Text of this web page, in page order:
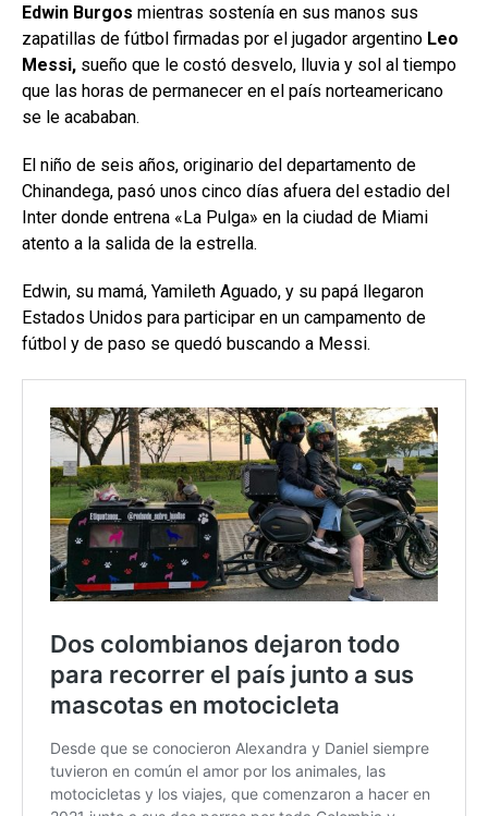
Edwin Burgos mientras sostenía en sus manos sus
zapatillas de fútbol firmadas por el jugador argentino Leo
Messi, sueño que le costó desvelo, lluvia y sol al tiempo
que las horas de permanecer en el país norteamericano
se le acababan.
El niño de seis años, originario del departamento de
Chinandega, pasó unos cinco días afuera del estadio del
Inter donde entrena «La Pulga» en la ciudad de Miami
atento a la salida de la estrella.
Edwin, su mamá, Yamileth Aguado, y su papá llegaron
Estados Unidos para participar en un campamento de
fútbol y de paso se quedó buscando a Messi.